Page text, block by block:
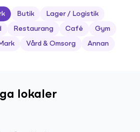
Butik Lager / Logistik
Restaurang Café Gym
Vård & Omsorg Annan
lokaler